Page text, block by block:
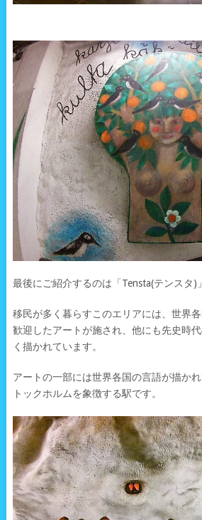
最後にご紹介するのは「Tensta(テンスタ)
移民が多く暮らすこのエリアには、世界
歓迎したアートが施され、他にも先史時
く描かれています。
アートの一部には世界各国の言語が描か
トックホルムを象徴する駅です。